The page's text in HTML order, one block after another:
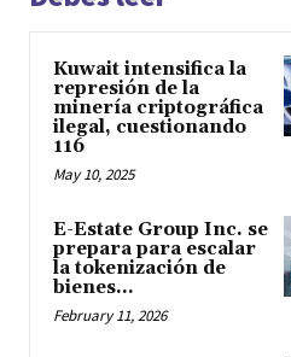
Kuwait intensifica la
represión de la
minería criptográfica
ilegal, cuestionando
116
May 10, 2025
E-Estate Group Inc. se
prepara para escalar
la tokenización de
bienes...
February 11, 2026